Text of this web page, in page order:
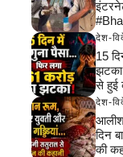
देश-
15
से हुई
देश-
दिन
की